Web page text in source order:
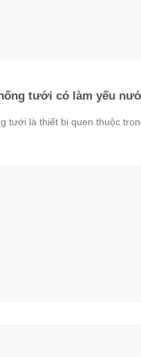
tưới có làm yếu
tưới là thiết bị quen thuộc